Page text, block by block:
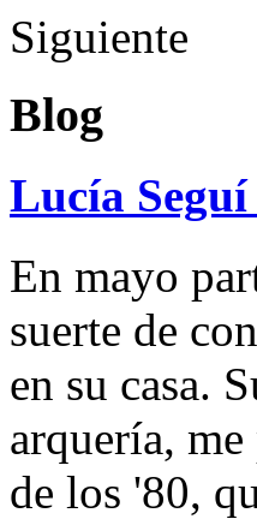
Siguiente
Blog
Lucía Seguí
En mayo
suerte de
en su casa.
arquería,
de los '80,